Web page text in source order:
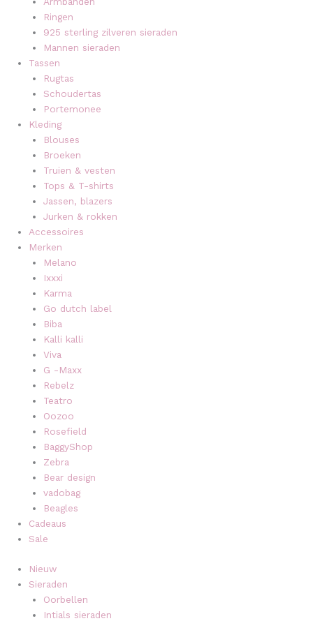
Ringen
925 sterling zilveren sieraden
Mannen sieraden
Tassen
Rugtas
Schoudertas
Portemonee
Kleding
Blouses
Broeken
Truien & vesten
Tops & T-shirts
Jassen, blazers
Jurken & rokken
Accessoires
Merken
Melano
Ixxxi
Karma
Go dutch label
Biba
Kalli kalli
Viva
G -Maxx
Rebelz
Teatro
Oozoo
Rosefield
BaggyShop
Zebra
Bear design
vadobag
Beagles
Cadeaus
Sale
Nieuw
Sieraden
Oorbellen
Intials sieraden